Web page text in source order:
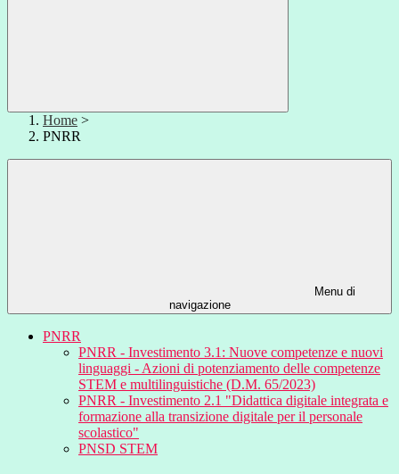
Home >
PNRR
Menu di
navigazione
PNRR
PNRR - Investimento 3.1: Nuove competenze e nuovi
linguaggi - Azioni di potenziamento delle competenze
STEM e multilinguistiche (D.M. 65/2023)
PNRR - Investimento 2.1 "Didattica digitale integrata e
formazione alla transizione digitale per il personale
scolastico"
PNSD STEM